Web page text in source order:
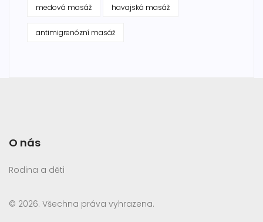
medová masáž havajská masáž
antimigrenózní masáž
O nás
Rodina a děti
© 2026. Všechna práva vyhrazena.